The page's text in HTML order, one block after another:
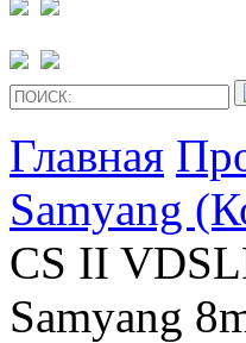
Главная
Samyang
CS II
Samyang